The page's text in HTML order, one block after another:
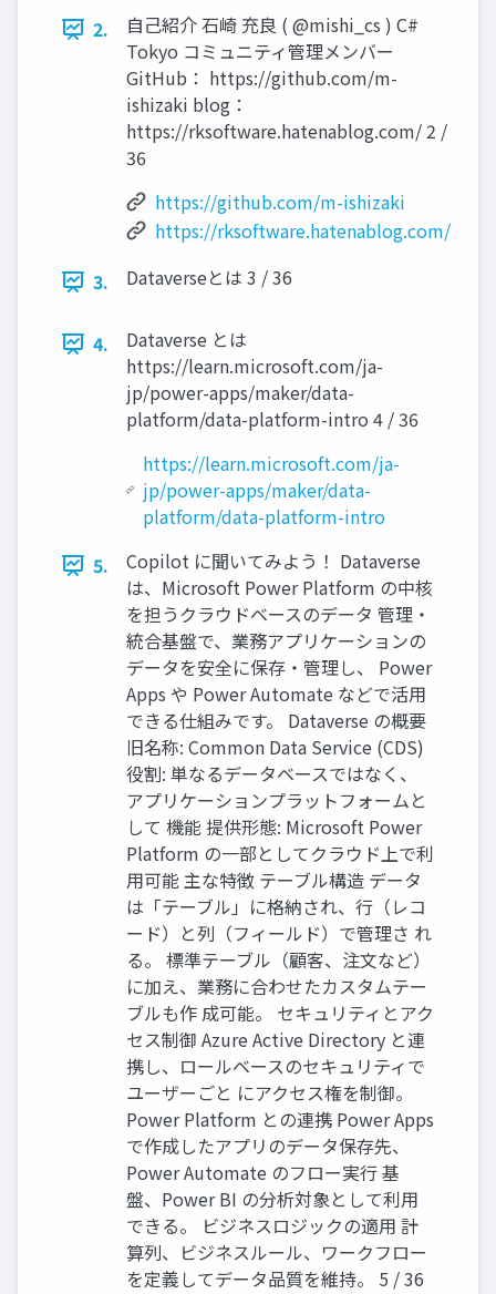
2.
自己紹介 石崎 充良 ( @mishi_cs ) C#
Tokyo コミュニティ管理メンバー
GitHub： https://github.com/m-
ishizaki blog：
https://rksoftware.hatenablog.com/ 2 /
36
https://github.com/m-ishizaki
https://rksoftware.hatenablog.com/
3.
Dataverseとは 3 / 36
4.
Dataverse とは
https://learn.microsoft.com/ja-
jp/power-apps/maker/data-
platform/data-platform-intro 4 / 36
https://learn.microsoft.com/ja-
jp/power-apps/maker/data-
platform/data-platform-intro
5.
Copilot に聞いてみよう！ Dataverse
は、Microsoft Power Platform の中核
を担うクラウドベースのデータ 管理・
統合基盤で、業務アプリケーションの
データを安全に保存・管理し、 Power
Apps や Power Automate などで活用
できる仕組みです。 Dataverse の概要
旧名称: Common Data Service (CDS)
役割: 単なるデータベースではなく、
アプリケーションプラットフォームと
して 機能 提供形態: Microsoft Power
Platform の一部としてクラウド上で利
用可能 主な特徴 テーブル構造 データ
は「テーブル」に格納され、行（レコ
ード）と列（フィールド）で管理さ れ
る。 標準テーブル（顧客、注文など）
に加え、業務に合わせたカスタムテー
ブルも作 成可能。 セキュリティとアク
セス制御 Azure Active Directory と連
携し、ロールベースのセキュリティで
ユーザーごと にアクセス権を制御。
Power Platform との連携 Power Apps
で作成したアプリのデータ保存先、
Power Automate のフロー実行 基
盤、Power BI の分析対象として利用
できる。 ビジネスロジックの適用 計
算列、ビジネスルール、ワークフロー
を定義してデータ品質を維持。 5 / 36